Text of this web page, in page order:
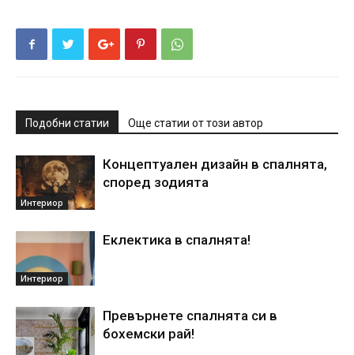
Подобни статии Още статии от този автор
Интериор
Концептуален дизайн в спалнята,
според зодията
Интериор
Еклектика в спалнята!
Превърнете спалнята си в
бохемски рай!